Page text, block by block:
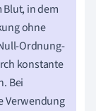
in dem
ohne
Ordnung-
konstante
Bei
Verwendung